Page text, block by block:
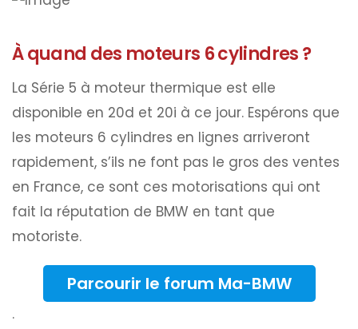
À quand des moteurs 6 cylindres ?
La Série 5 à moteur thermique est elle
disponible en 20d et 20i à ce jour. Espérons que
les moteurs 6 cylindres en lignes arriveront
rapidement, s’ils ne font pas le gros des ventes
en France, ce sont ces motorisations qui ont
fait la réputation de BMW en tant que
motoriste.
Parcourir le forum Ma-BMW
.